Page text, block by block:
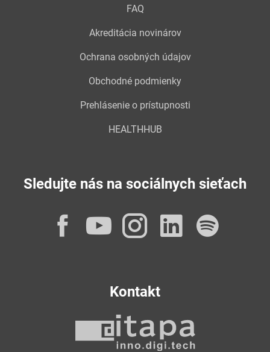
FAQ
Akreditácia novinárov
Ochrana osobných údajov
Obchodné podmienky
Prehlásenie o prístupnosti
HEALTHHUB
Sledujte nás na sociálnych sieťach
Facebook
YouTube
Instagram
Kontakt